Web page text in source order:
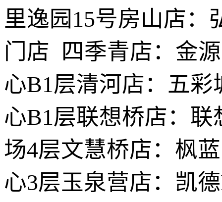
里逸园15号房山店：
门店 四季青店：金
心B1层清河店：五
心B1层联想桥店：
场4层文慧桥店：枫
心3层玉泉营店：凯